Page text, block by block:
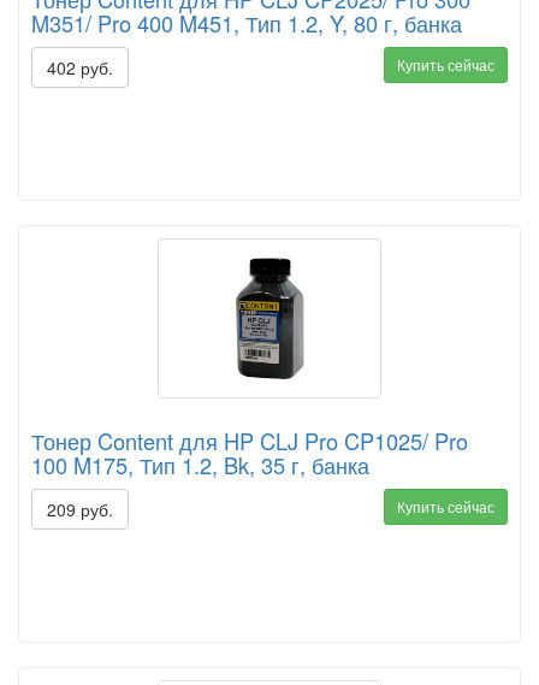
M351/ Pro 400 M451, Тип 1.2, Y, 80 г, банка
402 руб. Купить сейчас
Тонер Content для HP CLJ Pro CP1025/ Pro
100 M175, Тип 1.2, Bk, 35 г, банка
209 руб. Купить сейчас